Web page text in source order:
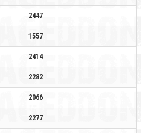
2447
1557
2414
2282
2066
2277